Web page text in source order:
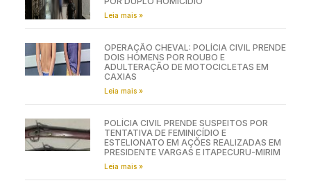
Leia mais »
OPERAÇÃO CHEVAL: POLÍCIA CIVIL PRENDE
DOIS HOMENS POR ROUBO E
ADULTERAÇÃO DE MOTOCICLETAS EM
CAXIAS
Leia mais »
POLÍCIA CIVIL PRENDE SUSPEITOS POR
TENTATIVA DE FEMINICÍDIO E
ESTELIONATO EM AÇÕES REALIZADAS EM
PRESIDENTE VARGAS E ITAPECURU-MIRIM
Leia mais »